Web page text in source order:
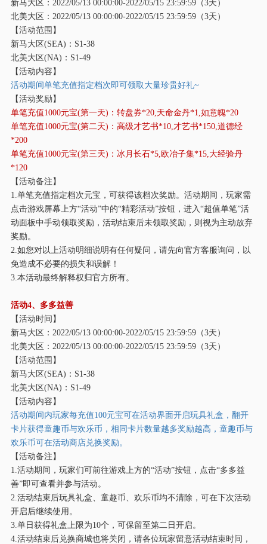
新马大区： 2022/05/13 00:00:00-2022/05/15 23:59:59（3天）
北美大区： 2022/05/13 00:00:00-2022/05/15 23:59:59（3天）
【活动范围】
新马大区(SEA)：S1-38
北美大区(NA)：S1-49
【活动内容】
活动期间单笔充值指定档次即可领取大量珍贵好礼~
【活动奖励】
单笔充值1000元宝(第一天)：转盘券*20,天命金丹*1,如意魄*20
单笔充值1000元宝(第二天)：高级才艺书*10,才艺书*150,道德经
*200
单笔充值1000元宝(第三天)：冰月长石*5,欧冶子集*15,大经验丹
*120
【活动备注】
1.单笔充值指定档次元宝，可获得该档次奖励。活动期间，玩家需
点击游戏屏幕上方“活动”中的“精彩活动”按钮，进入“超值单笔”活
动面板中手动领取奖励，活动结束后未领取奖励，则视为主动放弃
奖励。
2.如您对以上活动明细说明有任何疑问，请先向官方客服询问，以
免造成不必要的损失和误解！
3.本活动最终解释权归官方所有。
活动4、多多益善
【活动时间】
新马大区： 2022/05/13 00:00:00-2022/05/15 23:59:59（3天）
北美大区： 2022/05/13 00:00:00-2022/05/15 23:59:59（3天）
【活动范围】
新马大区(SEA)：S1-38
北美大区(NA)：S1-49
【活动内容】
活动期间内玩家每充值100元宝可在活动界面开启玩具礼盒，翻开
卡片获得童趣币与欢乐币，相同卡片数量越多奖励越高，童趣币与
欢乐币可在活动商店兑换奖励。
【活动备注】
1.活动期间，玩家们可前往游戏上方的“活动”按钮，点击“多多益
善”即可查看并参与活动。
2.活动结束后玩具礼盒、童趣币、欢乐币均不清除，可在下次活动
开启后继续使用。
3.单日获得礼盒上限为10个，可保留至第二日开启。
4.活动结束后兑换商城也将关闭，请各位玩家留意活动结束时间，